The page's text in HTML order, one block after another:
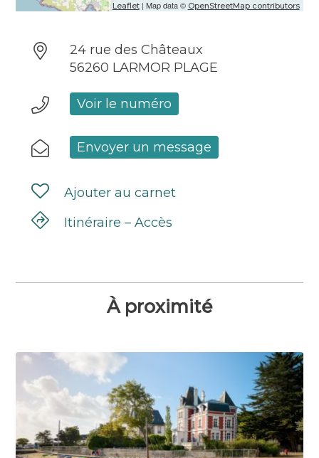
Leaflet| Map data © OpenStreetMap contributors
24 rue des Châteaux
56260 LARMOR PLAGE
Voir le numéro
Envoyer un message
Ajouter au carnet
Itinéraire – Accès
À proximité